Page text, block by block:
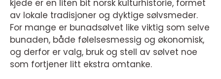
kjede er en liten bit norsk kulturhistorie, formet
av lokale tradisjoner og dyktige sølvsmeder.
For mange er bunadsølvet like viktig som selve
bunaden, både følelsesmessig og økonomisk,
og derfor er valg, bruk og stell av sølvet noe
som fortjener litt ekstra omtanke.